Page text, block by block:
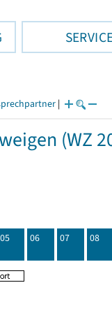
|
(WZ
05 06 07 08